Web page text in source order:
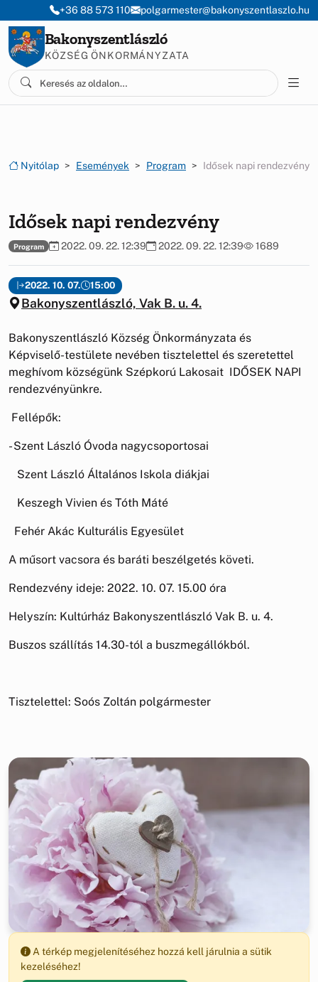
Ugrás a menüre
Ugrás a tartalomra
+36 88 573 110 polgarmester@bakonyszentlaszlo.hu
Bakonyszentlászló
KÖZSÉG ÖNKORMÁNYZATA
Nyitólap Események Program Idősek napi rendezvény
Idősek napi rendezvény
Program 2022. 09. 22. 12:39 2022. 09. 22. 12:39 1689
2022. 10. 07. 15:00
Bakonyszentlászló, Vak B. u. 4.
Bakonyszentlászló Község Önkormányzata és
Képviselő-testülete nevében tisztelettel és szeretettel
meghívom községünk Szépkorú Lakosait IDŐSEK NAPI
rendezvényünkre.
Fellépők:
- Szent László Óvoda nagycsoportosai
­ Szent László Általános Iskola diákjai
­ Keszegh Vivien és Tóth Máté
­ Fehér Akác Kulturális Egyesület
A műsort vacsora és baráti beszélgetés követi.
Rendezvény ideje: 2022. 10. 07. 15.00 óra
Helyszín: Kultúrház Bakonyszentlászló Vak B. u. 4.
Buszos szállítás 14.30-tól a buszmegállókból.
Tisztelettel: Soós Zoltán polgármester
A térkép megjelenítéséhez hozzá kell járulnia a sütik
kezeléséhez!